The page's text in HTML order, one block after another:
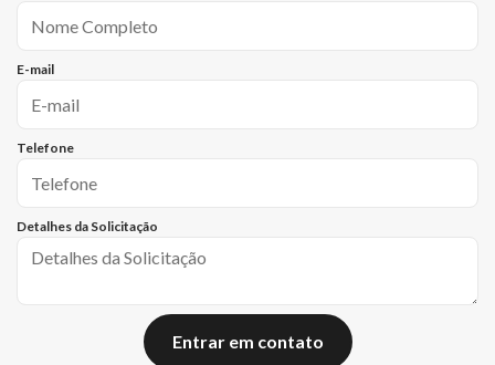
E-mail
Telefone
Detalhes da Solicitação
Entrar em contato